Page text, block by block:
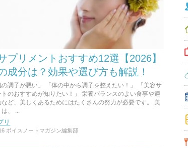
プリメントおすすめ12選【2026】
成分は？効果や選び方も解説！
の調子が悪い」 「体の中から調子を整えたい！」 「美容サ
トのおすすめが知りたい！」 栄養バランスのよい食事や適
など、美しくあるためにはたくさんの努力が必要です。 美
、 ...
リ
ボイスノートマガジン編集部